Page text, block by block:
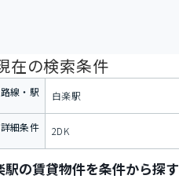
在の検索条件
路線・駅 白楽駅
詳細条件 2DK
駅の賃貸物件を条件から探す